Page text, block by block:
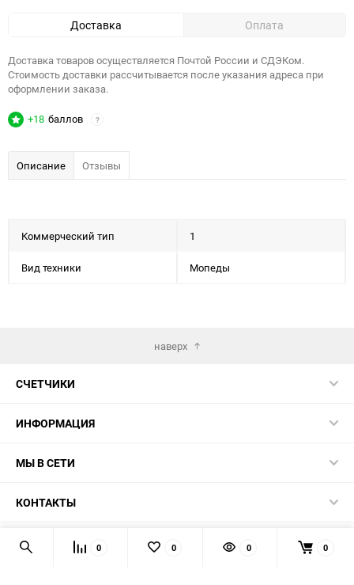
Доставка Оплата
Доставка товаров осуществляется Почтой России и СДЭКом.
Стоимость доставки рассчитывается после указания адреса при
оформлении заказа.
+18 баллов ?
Описание Отзывы
Коммерческий тип 1
Вид техники Мопеды
наверх
СЧЕТЧИКИ
ИНФОРМАЦИЯ
МЫ В СЕТИ
КОНТАКТЫ
© 2026 139-QMB.RU - запчасти для китайских скутеров.
0 0 0 0